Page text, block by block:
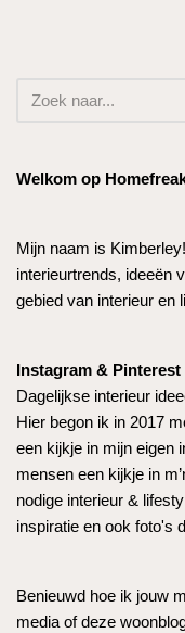
Welkom op
Mijn naam is
interieurtrends, ideeën
gebied van interieur en
Instagram & Pinterest
Dagelijkse interieur
Hier begon ik in 2017
een kijkje in mijn eigen
mensen een kijkje in
nodige interieur &
inspiratie en ook foto's
Benieuwd hoe ik jouw
media of deze